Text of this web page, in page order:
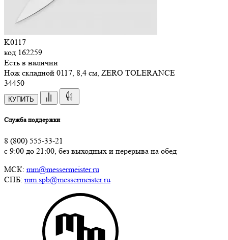
K0117
код 162259
Есть в наличии
Нож складной 0117, 8,4 см, ZERO TOLERANCE
34450
КУПИТЬ
Служба поддержки
8 (800) 555-33-21
с 9:00 до 21:00, без выходных и перерыва на обед
МСК: mm@messermeister.ru
СПБ: mm.spb@messermeister.ru